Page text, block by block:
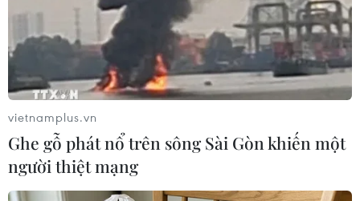
Xe điện Trung Quốc mở rộng
cuộc đua công nghệ ra Đông Nam Á
08/08/2026 03:00
Canada áp dụng biện pháp tự vệ tạm
thời với tủ gỗ và tủ lavabo nhập khẩu
vietnamplus.vn
Ghe gỗ phát nổ trên sông Sài Gòn khiến một
người thiệt mạng